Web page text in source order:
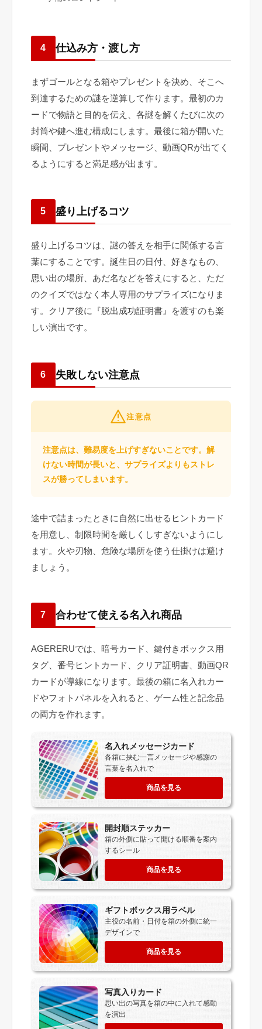
4 仕込み方・渡し方
まずゴールとなる箱やプレゼントを決め、そこへ
到達するための謎を逆算して作ります。最初のカ
ードで物語と目的を伝え、各謎を解くたびに次の
封筒や鍵へ進む構成にします。最後に箱が開いた
瞬間、プレゼントやメッセージ、動画QRが出てく
るようにすると満足感が出ます。
5 盛り上げるコツ
盛り上げるコツは、謎の答えを相手に関係する言
葉にすることです。誕生日の日付、好きなもの、
思い出の場所、あだ名などを答えにすると、ただ
のクイズではなく本人専用のサプライズになりま
す。クリア後に『脱出成功証明書』を渡すのも楽
しい演出です。
6 失敗しない注意点
注意点
注意点は、難易度を上げすぎないことです。解
けない時間が長いと、サプライズよりもストレ
スが勝ってしまいます。
途中で詰まったときに自然に出せるヒントカード
を用意し、制限時間を厳しくしすぎないようにし
ます。火や刃物、危険な場所を使う仕掛けは避け
ましょう。
7 合わせて使える名入れ商品
AGERERUでは、暗号カード、鍵付きボックス用
タグ、番号ヒントカード、クリア証明書、動画QR
カードが導線になります。最後の箱に名入れカー
ドやフォトパネルを入れると、ゲーム性と記念品
の両方を作れます。
名入れメッセージカード
各箱に挟む一言メッセージや感謝の
言葉を名入れで
商品を見る
開封順ステッカー
箱の外側に貼って開ける順番を案内
するシール
商品を見る
ギフトボックス用ラベル
主役の名前・日付を箱の外側に統一
デザインで
商品を見る
写真入りカード
思い出の写真を箱の中に入れて感動
を演出